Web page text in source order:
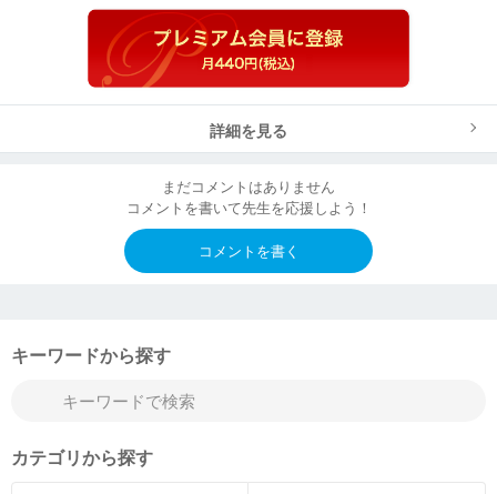
詳細を見る
まだコメントはありません
コメントを書いて先生を応援しよう！
コメントを書く
キーワードから探す
カテゴリから探す